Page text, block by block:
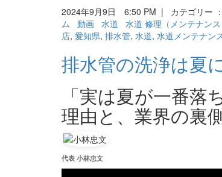
2024年9月9日 6:50 PM | カテゴリー ：
ム
動画 水道 水道 修理（メンテナンス
店, 愛知県, 排水管, 水道, 水道メンテナン
排水管の洗浄は夏
「実は夏が一番
理由と、業界の裏
代表 小林忠文